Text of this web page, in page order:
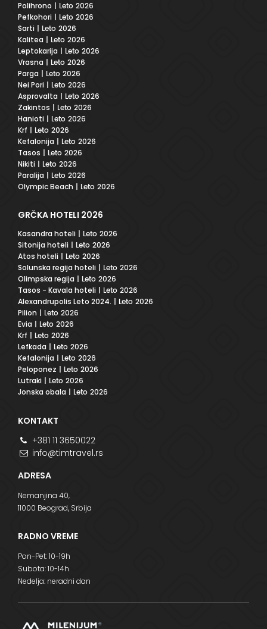
Polihrono | Leto 2026
Pefkohori | Leto 2026
Sarti | Leto 2026
Kalitea | Leto 2026
Leptokarija | Leto 2026
Vrasna | Leto 2026
Parga | Leto 2026
Nei Pori | Leto 2026
Asprovalta | Leto 2026
Zakintos | Leto 2026
Hanioti | Leto 2026
Krf | Leto 2026
Kefalonija | Leto 2026
Tasos | Leto 2026
Nikiti | Leto 2026
Paralija | Leto 2026
Olympic Beach | Leto 2026
GRČKA HOTELI 2026
Kasandra hoteli | Leto 2026
Sitonija hoteli | Leto 2026
Atos hoteli | Leto 2026
Solunska regija hoteli | Leto 2026
Olimpska regija | Leto 2026
Tasos - Kavala hoteli | Leto 2026
Alexandrupolis Leto 2024. | Leto 2026
Pilion | Leto 2026
Evia | Leto 2026
Krf | Leto 2026
Lefkada | Leto 2026
Kefalonija | Leto 2026
Peloponez | Leto 2026
Lutraki | Leto 2026
Jonska obala | Leto 2026
KONTAKT
+381 11 3650022
info@timtravel.rs
ADRESA
Nemanjina 40,
11000 Beograd, Srbija
RADNO VREME
Pon-Pet: 10-19h
Subota: 10-14h
Nedelja: neradni dan